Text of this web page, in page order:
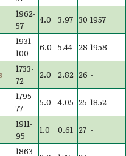
1962-
57
4.0 3.97 30 1957
1931-
100
6.0 5.44 28 1958
1733-
72
2.0 2.82 26 -
1795-
77
5.0 4.05 25 1852
1911-
95
1.0 0.61 27 -
1863-